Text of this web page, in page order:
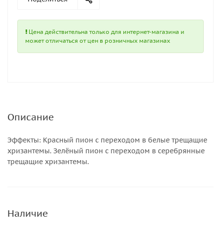
Цена действительна только для интернет-магазина и
может отличаться от цен в розничных магазинах
Описание
Эффекты: Красный пион с переходом в белые трещащие
хризантемы. Зелёный пион с переходом в серебрянные
трещащие хризантемы.
Наличие